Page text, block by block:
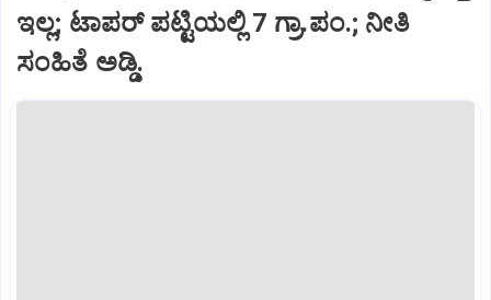
ಇಲ್ಲ; ಟಾಪರ್‌ ಪಟ್ಟಿಯಲ್ಲಿ 7 ಗ್ರಾ.ಪಂ.; ನೀತಿ
ಸಂಹಿತೆ ಅಡ್ಡಿ.